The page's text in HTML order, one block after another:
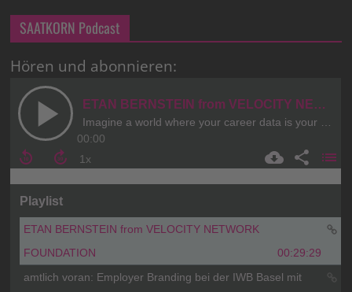
SAATKORN Podcast
Hören und abonnieren: